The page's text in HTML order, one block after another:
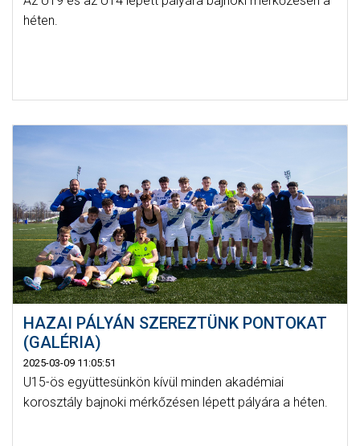
héten.
HAZAI PÁLYÁN SZEREZTÜNK PONTOKAT
(GALÉRIA)
2025-03-09 11:05:51
U15-ös együttesünkön kívül minden akadémiai
korosztály bajnoki mérkőzésen lépett pályára a héten.